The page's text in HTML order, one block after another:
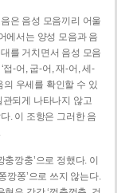
은 음성 모음끼리 어울
에서는 양성 모음과 음
를 거치면서 음성 모음
접-어, 굽-어, 재-어, 세-
의 우세를 확인할 수 있
되게 나타나지 않고
. 이 조항은 그러한 음
깡충’으로 정했다. 이
깡쫑’으로 쓰지 않는다.